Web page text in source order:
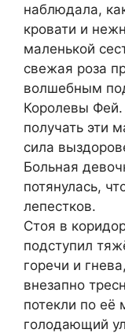
наблюдала,
кровати и
маленькой
свежая роза
волшебным
Королевы Фей.
получать эти
сила
Больная
потянулась,
лепестков.
Стоя в
подступил
горечи и
внезапно
потекли по
голодающий